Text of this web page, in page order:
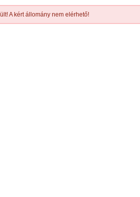
A kért állomány nem elérhető!